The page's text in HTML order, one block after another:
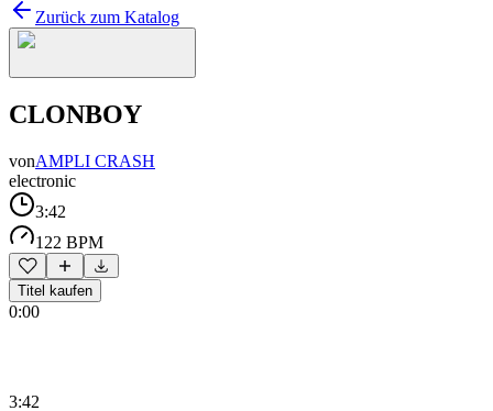
Zurück zum Katalog
CLONBOY
vonAMPLI CRASH
electronic
3:42
122 BPM
Titel kaufen
0:00
3:42